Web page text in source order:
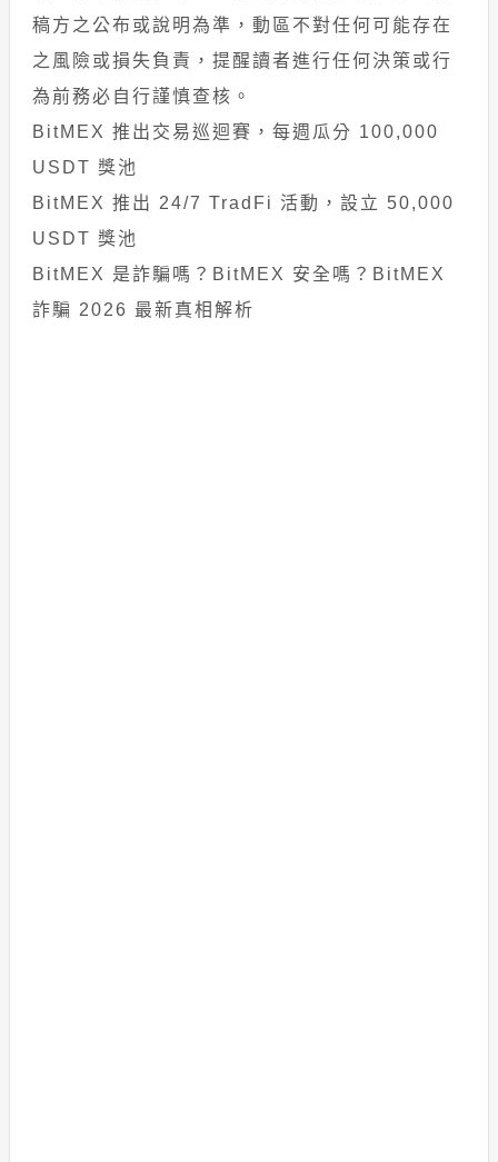
稿方之公布或說明為準，動區不對任何可能存在
之風險或損失負責，提醒讀者進行任何決策或行
為前務必自行謹慎查核。
BitMEX 推出交易巡迴賽，每週瓜分 100,000
USDT 獎池
BitMEX 推出 24/7 TradFi 活動，設立 50,000
USDT 獎池
BitMEX 是詐騙嗎？BitMEX 安全嗎？BitMEX
詐騙 2026 最新真相解析